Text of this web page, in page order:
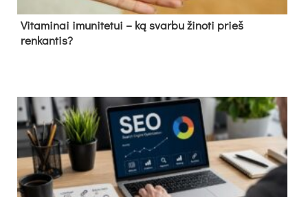
Vitaminai imunitetui – ką svarbu žinoti prieš
renkantis?